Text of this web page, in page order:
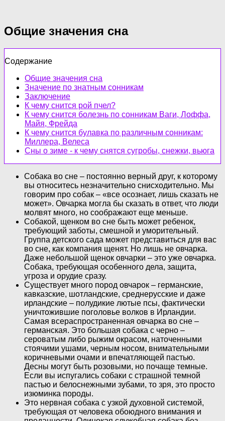
Общие значения сна
Содержание
Общие значения сна
Значение по знатным сонникам
Заключение
К чему снится рой пчел?
К чему снится болезнь по сонникам Ваги, Лоффа,
Майя, Фрейда
К чему снится булавка по различным сонникам:
Миллера, Велеса
Сны о зиме - к чему снятся сугробы, снежки, вьюга
Собака во сне – постоянно верный друг, к которому
вы относитесь незначительно снисходительно. Мы
говорим про собак – «все осознает, лишь сказать не
может». Овчарка могла бы сказать в ответ, что люди
молвят много, но соображают еще меньше.
Собакой, щенком во сне быть может ребенок,
требующий заботы, смешной и уморительный.
Группа детского сада может представиться для вас
во сне, как компания щенят. Но лишь не овчарка.
Даже небольшой щенок овчарки – это уже овчарка.
Собака, требующая особенного дела, защита,
угроза и орудие сразу.
Существует много пород овчарок – германские,
кавказские, шотландские, среднерусские и даже
ирландские – полудикие лютые псы, фактически
уничтожившие поголовье волков в Ирландии.
Самая всераспространенная овчарка во сне –
германская. Это большая собака с черно –
сероватым либо рыжим окрасом, наточенными
стоячими ушами, черным носом, внимательными
коричневыми очами и впечатляющей пастью.
Десны могут быть розовыми, но почаще темные.
Если вы испугались собаки с страшной темной
пастью и белоснежными зубами, то зря, это просто
изюминка породы.
Это нервная собака с узкой духовной системой,
требующая от человека обоюдного внимания и